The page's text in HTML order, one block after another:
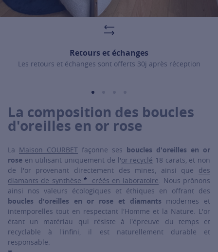
Retours et échanges
Les retours et échanges sont offerts 30j après réception
La composition des boucles
d'oreilles en or rose
La Maison COURBET façonne ses boucles d'oreilles en or
rose en utilisant uniquement de l'or recyclé 18 carats, et non
de l'or provenant directement des mines, ainsi que des
diamants de synthèse *SHOW TOOLTIP
créés en laboratoire . Nous prônons
ainsi nos valeurs écologiques et éthiques en offrant des
boucles d'oreilles en or rose et diamants modernes et
intemporelles tout en respectant l'Homme et la Nature. L'or
étant un matériau qui résiste à l'épreuve du temps et
recyclable à l'infini, il est naturellement durable et
responsable.